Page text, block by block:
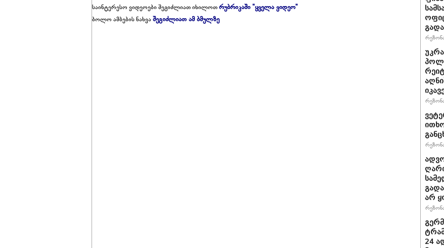
საინტერესო ვიდეოები შეგიძლიათ იხილოთრუბრიკაში "ყველა ვიდეო"
ბოლო ამბების ნახვაშეგიძლიათ ამ ბმულზე
არ
24